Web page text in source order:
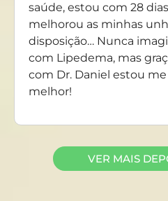
saúde, estou com 28
melhorou as minhas
disposição… Nunca
com Lipedema, mas
com Dr. Daniel estou
melhor!
VER MAIS